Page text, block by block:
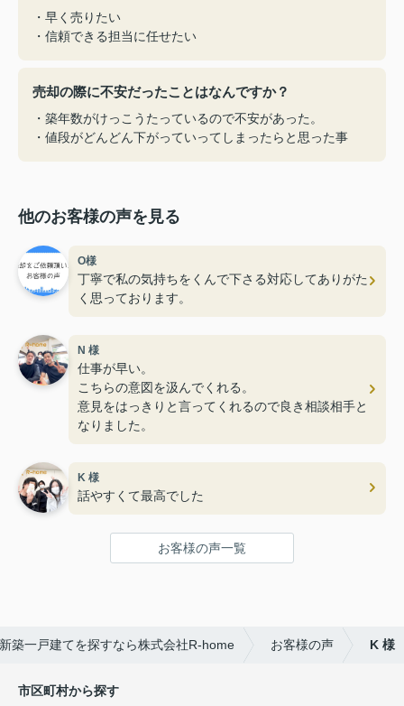
・早く売りたい
・信頼できる担当に任せたい
売却の際に不安だったことはなんですか？
・築年数がけっこうたっているので不安があった。
・値段がどんどん下がっていってしまったらと思った事
他のお客様の声を見る
O様
丁寧で私の気持ちをくんで下さる対応してありがた
く思っております。
N 様
仕事が早い。
こちらの意図を汲んでくれる。
意見をはっきりと言ってくれるので良き相談相手と
なりました。
K 様
話やすくて最高でした
お客様の声一覧
築一戸建てを探すなら株式会社R-home お客様の声 K 様
市区町村から探す